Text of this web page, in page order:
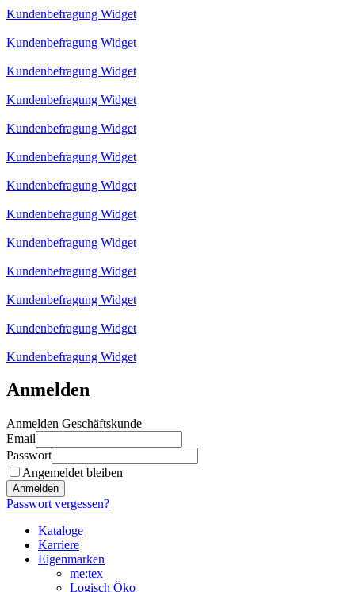
Kundenbefragung Widget
Kundenbefragung Widget
Kundenbefragung Widget
Kundenbefragung Widget
Kundenbefragung Widget
Kundenbefragung Widget
Kundenbefragung Widget
Kundenbefragung Widget
Kundenbefragung Widget
Kundenbefragung Widget
Kundenbefragung Widget
Kundenbefragung Widget
Kundenbefragung Widget
Anmelden
Anmelden Geschäftskunde
Email
Passwort
Angemeldet bleiben
Anmelden
Passwort vergessen?
Kataloge
Karriere
Eigenmarken
me:tex
Logisch Öko